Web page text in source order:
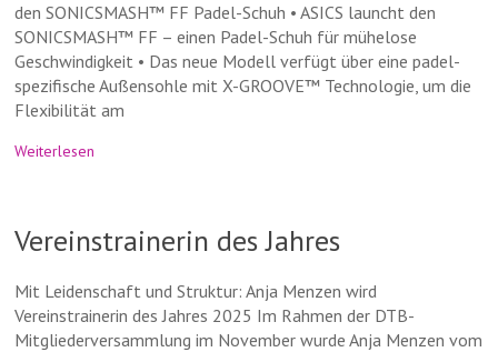
den SONICSMASH™ FF Padel-Schuh • ASICS launcht den
SONICSMASH™ FF – einen Padel-Schuh für mühelose
Geschwindigkeit • Das neue Modell verfügt über eine padel-
spezifische Außensohle mit X-GROOVE™ Technologie, um die
Flexibilität am
Weiterlesen
Vereinstrainerin des Jahres
Mit Leidenschaft und Struktur: Anja Menzen wird
Vereinstrainerin des Jahres 2025 Im Rahmen der DTB-
Mitgliederversammlung im November wurde Anja Menzen vom